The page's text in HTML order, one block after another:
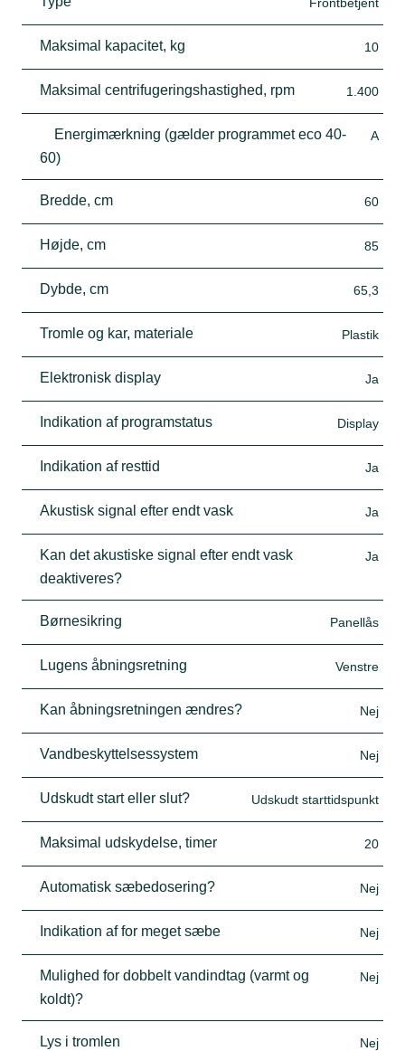
Maksimal kapacitet, kg 10
Maksimal centrifugeringshastighed, rpm 1.400
Energimærkning (gælder programmet eco 40-
60)
A
Bredde, cm 60
Højde, cm 85
Dybde, cm 65,3
Tromle og kar, materiale Plastik
Elektronisk display Ja
Indikation af programstatus Display
Indikation af resttid Ja
Akustisk signal efter endt vask Ja
Kan det akustiske signal efter endt vask
deaktiveres?
Ja
Børnesikring Panellås
Lugens åbningsretning Venstre
Kan åbningsretningen ændres? Nej
Vandbeskyttelsessystem Nej
Udskudt start eller slut? Udskudt starttidspunkt
Maksimal udskydelse, timer 20
Automatisk sæbedosering? Nej
Indikation af for meget sæbe Nej
Mulighed for dobbelt vandindtag (varmt og
koldt)?
Nej
Lys i tromlen Nej